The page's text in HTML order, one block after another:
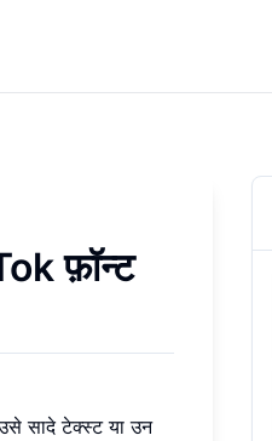
फ़ॉन्ट
सादे टेक्स्ट या उन